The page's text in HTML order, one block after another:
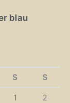
blau
S S
1
2